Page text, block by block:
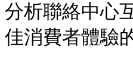
分析聯絡中心
佳消費者體驗